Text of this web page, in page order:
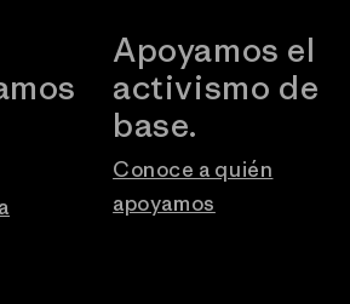
Apoyamos el
activismo de
base.
Conoce a quién
apoyamos